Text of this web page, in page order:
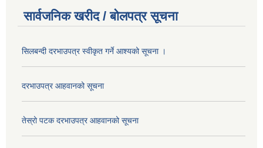
सार्वजनिक खरीद / बोलपत्र सूचना
सिलबन्दी दरभाउपत्र स्वीकृत गर्ने आश्यको सूचना ।
दरभाउपत्र आहवानको सूचना
तेस्रो पटक दरभाउपत्र आहवानको सूचना